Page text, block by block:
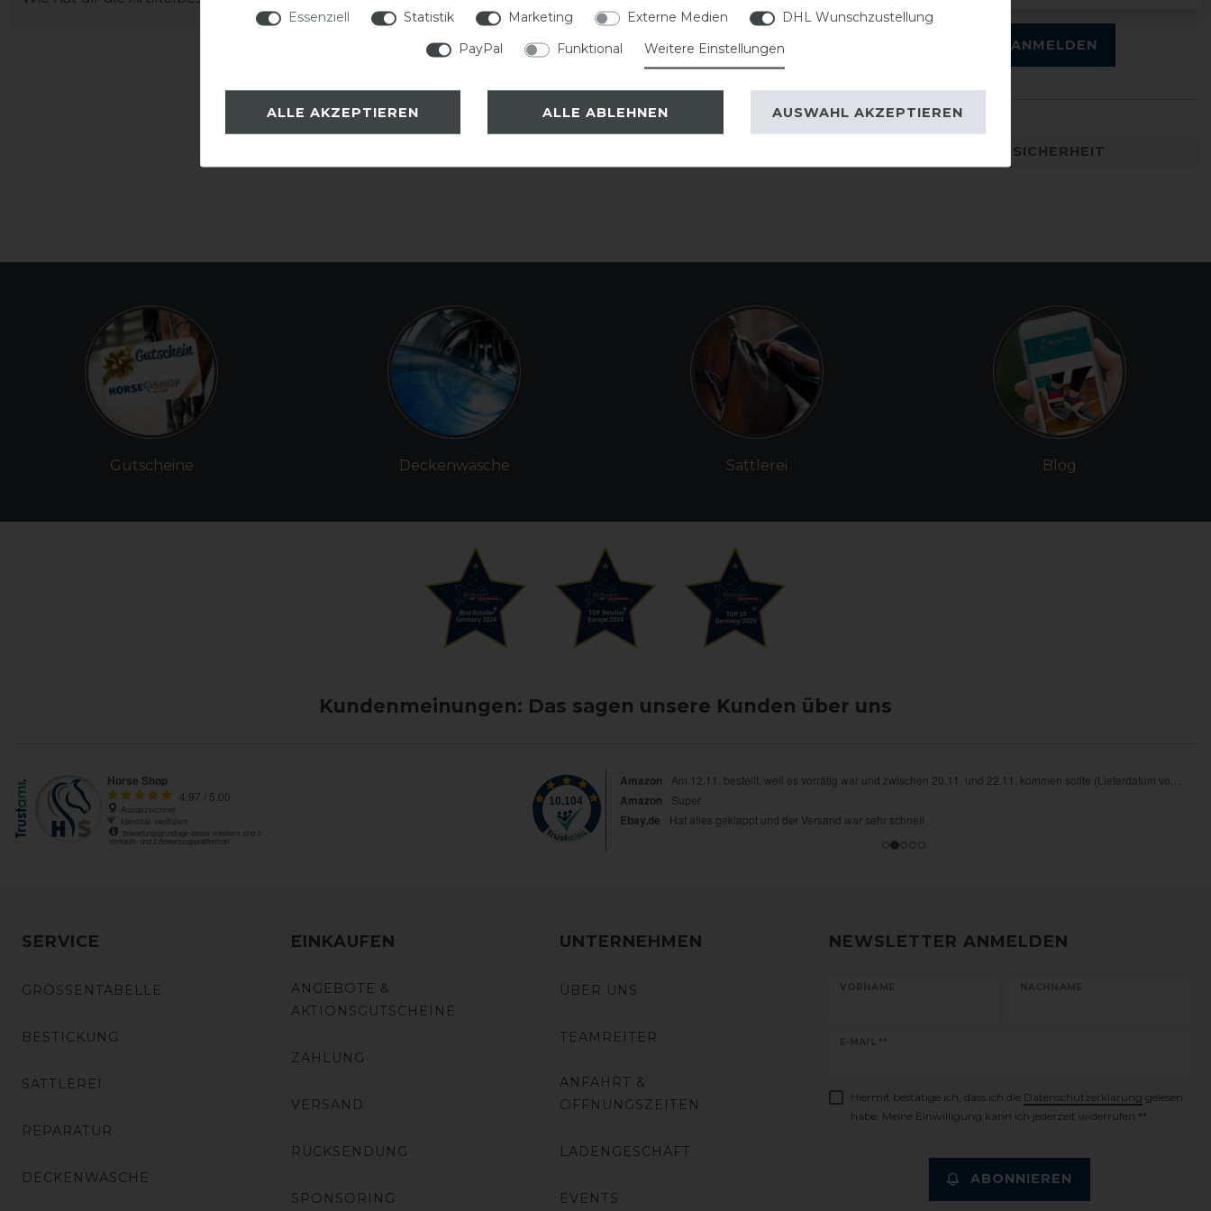
0
ANMELDEN
DETAILS ZUR PRODUKTSICHERHEIT
Gutscheine Deckenwäsche Sattlerei Blog
Kundenmeinungen: Das sagen unsere Kunden über uns
SERVICE
GRÖSSENTABELLE
BESTICKUNG
SATTLEREI
REPARATUR
DECKENWÄSCHE
EINKAUFEN
ANGEBOTE &
AKTIONSGUTSCHEINE
ZAHLUNG
VERSAND
RÜCKSENDUNG
SPONSORING
UNTERNEHMEN
ÜBER UNS
TEAMREITER
ANFAHRT &
ÖFFNUNGSZEITEN
LADENGESCHÄFT
EVENTS
NEWSLETTER ANMELDEN
VORNAME NACHNAME
E-MAIL **
Newsletter
Hiermit bestätige ich, dass ich die Daten­schutz­erklärung gelesen
habe. Meine Einwilligung kann ich jederzeit widerrufen.**
ABONNIEREN
Essenziell Statistik Marketing Externe Medien
DHL Wunschzustellung
PayPal
Funktional Weitere Einstellungen
ALLE AKZEPTIEREN ALLE ABLEHNEN AUSWAHL AKZEPTIEREN